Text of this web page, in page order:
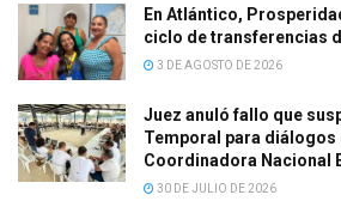
En Atlántico,
ciclo de transferencias
3 DE AGOSTO DE 2026
Juez anuló fallo que
Temporal para diálogos
Coordinadora Nacional
30 DE JULIO DE 2026